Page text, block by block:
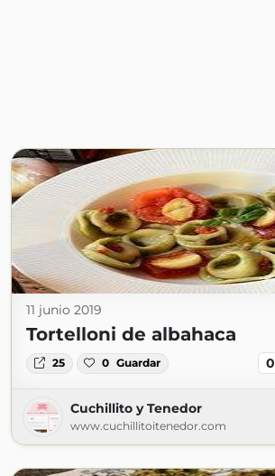
11 junio 2019
Tortelloni de albahaca
25 0 Guardar 0
Cuchillito y Tenedor
www.cuchillitoitenedor.com